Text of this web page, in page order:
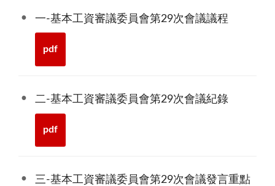
一-基本工資審議委員會第29次會議議程
pdf
二-基本工資審議委員會第29次會議紀錄
pdf
三-基本工資審議委員會第29次會議發言重點